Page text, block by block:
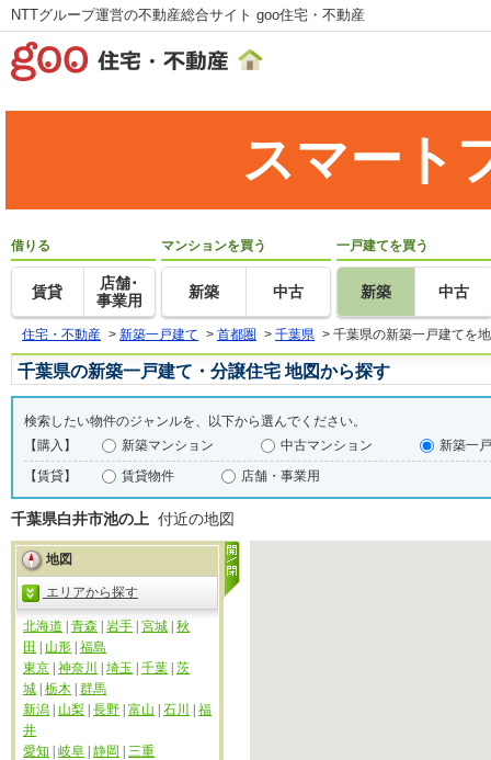
NTTグループ運営の不動産総合サイト goo住宅・不動産
スマート
借りる
賃貸
店舗･
事業用
マンションを買う
新築 中古
一戸建てを買う
新築 中古
住宅・不動産 > 新築一戸建て > 首都圏 > 千葉県 > 千葉県の新築一戸建てを
千葉県の新築一戸建て・分譲住宅 地図から探す
検索したい物件のジャンルを、以下から選んでください。
【購入】
新築マンション 中古マンション
新築一
【賃貸】
賃貸物件 店舗・事業用
千葉県白井市池の上 付近の地図
地図
エリアから探す
北海道 青森 岩手 宮城 秋
田
山形 福島
東京 神奈川 埼玉 千葉 茨
城 栃木 群馬
新潟
山梨 長野 富山 石川
福
井
愛知
岐阜 静岡
三重